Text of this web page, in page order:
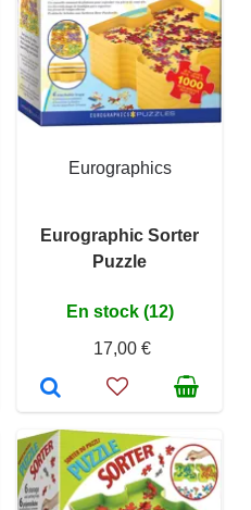
Eurographics
Eurographic Sorter
Puzzle
En stock (12)
17,00 €